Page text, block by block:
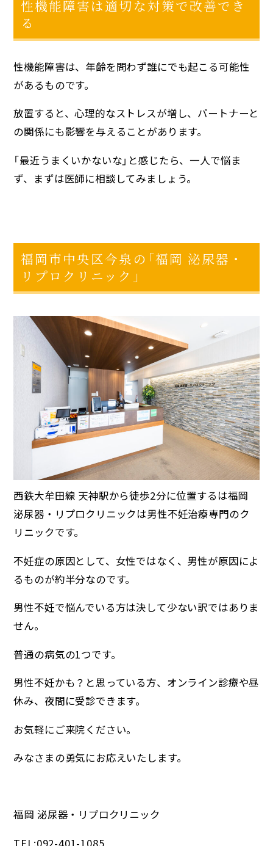
性機能障害は適切な対策で改善でき
る
性機能障害は、年齢を問わず誰にでも起こる可能性
があるものです。
放置すると、心理的なストレスが増し、パートナーと
の関係にも影響を与えることがあります。
「最近うまくいかないな」と感じたら、一人で悩ま
ず、まずは医師に相談してみましょう。
福岡市中央区今泉の「福岡 泌尿器・
リプロクリニック」
西鉄大牟田線 天神駅から徒歩2分に位置するは福岡
泌尿器・リプロクリニックは男性不妊治療専門のク
リニックです。
不妊症の原因として、女性ではなく、男性が原因によ
るものが約半分なのです。
男性不妊で悩んでいる方は決して少ない訳ではありま
せん。
普通の病気の1つです。
男性不妊かも？と思っている方、オンライン診療や昼
休み、夜間に受診できます。
お気軽にご来院ください。
みなさまの勇気にお応えいたします。
福岡 泌尿器・リプロクリニック
TEL:092-401-1085